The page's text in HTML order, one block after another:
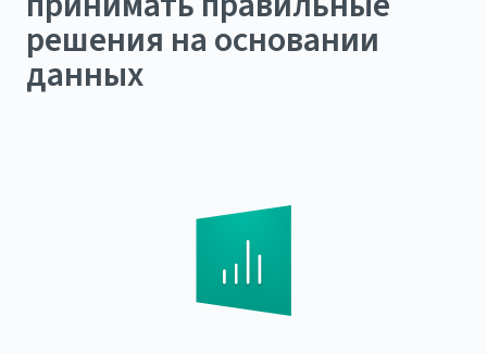
решения на основании
данных